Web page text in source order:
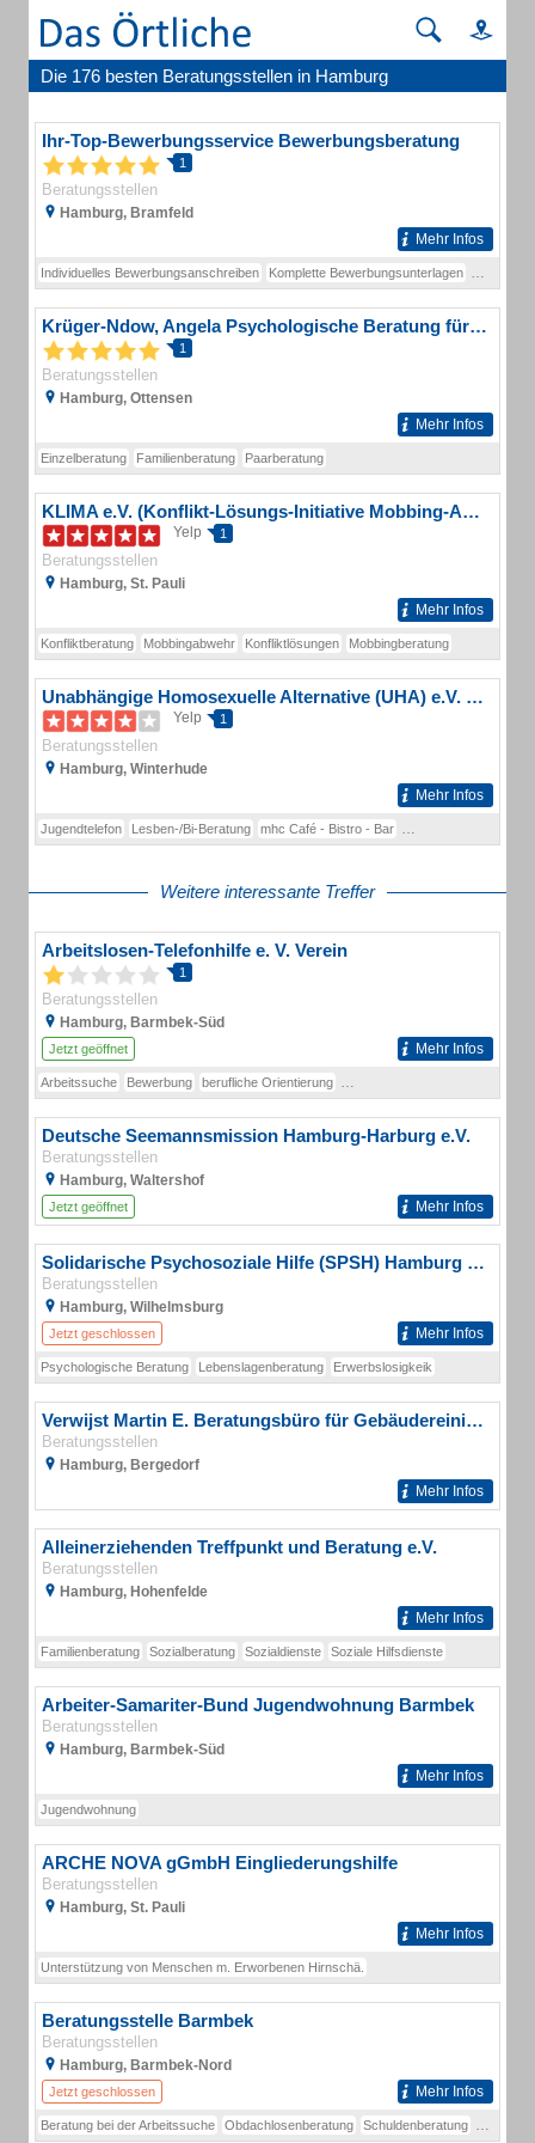
Die 176 besten Beratungsstellen in Hamburg
Ihr-Top-Bewerbungsservice Bewerbungsberatung
1
Beratungsstellen
Hamburg, Bramfeld
Mehr Infos
Individuelles Bewerbungsanschreiben Komplette Bewerbungsunterlagen
Krüger-Ndow, Angela Psychologische Beratung für Einzelne, Paare u. Familien systemisch-integrativ
1
Beratungsstellen
Hamburg, Ottensen
Mehr Infos
Einzelberatung Familienberatung Paarberatung
KLIMA e.V. (Konflikt-Lösungs-Initiative Mobbing-Anlaufstelle)
Yelp 1
Beratungsstellen
Hamburg, St. Pauli
Mehr Infos
Konfliktberatung Mobbingabwehr Konfliktlösungen Mobbingberatung
Unabhängige Homosexuelle Alternative (UHA) e.V. Beratungsstelle
Yelp 1
Beratungsstellen
Hamburg, Winterhude
Mehr Infos
Jugendtelefon Lesben-/Bi-Beratung mhc Café - Bistro - Bar
Weitere interessante Treffer
Arbeitslosen-Telefonhilfe e. V. Verein
1
Beratungsstellen
Hamburg, Barmbek-Süd
Jetzt geöffnet Mehr Infos
Arbeitssuche Bewerbung berufliche Orientierung
Deutsche Seemannsmission Hamburg-Harburg e.V.
Beratungsstellen
Hamburg, Waltershof
Jetzt geöffnet Mehr Infos
Solidarische Psychosoziale Hilfe (SPSH) Hamburg e. V.
Beratungsstellen
Hamburg, Wilhelmsburg
Jetzt geschlossen Mehr Infos
Psychologische Beratung Lebenslagenberatung Erwerbslosigkeik
Verwijst Martin E. Beratungsbüro für Gebäudereinigung
Beratungsstellen
Hamburg, Bergedorf
Mehr Infos
Alleinerziehenden Treffpunkt und Beratung e.V.
Beratungsstellen
Hamburg, Hohenfelde
Mehr Infos
Familienberatung Sozialberatung Sozialdienste Soziale Hilfsdienste
Arbeiter-Samariter-Bund Jugendwohnung Barmbek
Beratungsstellen
Hamburg, Barmbek-Süd
Mehr Infos
Jugendwohnung
ARCHE NOVA gGmbH Eingliederungshilfe
Beratungsstellen
Hamburg, St. Pauli
Mehr Infos
Unterstützung von Menschen m. Erworbenen Hirnschä.
Beratungsstelle Barmbek
Beratungsstellen
Hamburg, Barmbek-Nord
Jetzt geschlossen Mehr Infos
Beratung bei der Arbeitssuche Obdachlosenberatung Schuldenberatung